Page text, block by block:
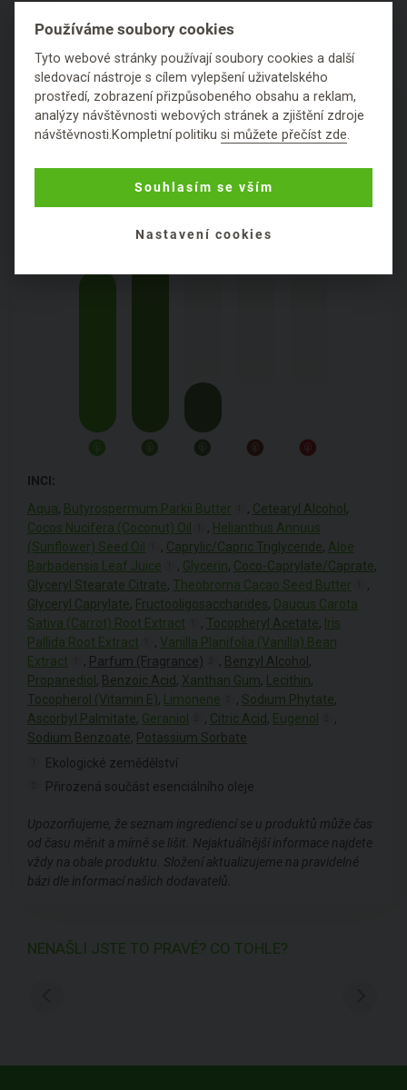
Položit dotaz
PODROBNÉ SLOŽENÍ
PRODUKTU
hutná krémová
INCI:
Aqua, Butyrospermum Parkii Butter , Cetearyl Alcohol ,
Cocos Nucifera (Coconut) Oil
, Helianthus Annuus
(Sunflower) Seed Oil
, Caprylic/Capric Triglyceride, Aloe
Barbadensis Leaf Juice
, Glycerin, Coco-Caprylate/Caprate,
Glyceryl Stearate Citrate, Theobroma Cacao Seed Butter
,
Glyceryl Caprylate, Fructooligosaccharides, Daucus Carota
Sativa (Carrot) Root Extract
, Tocopheryl Acetate, Iris
Pallida Root Extract
, Vanilla Planifolia (Vanilla) Bean
Extract
, Parfum (Fragrance) , Benzyl Alcohol ,
Propanediol , Benzoic Acid, Xanthan Gum, Lecithin,
Tocopherol (Vitamin E), Limonene , Sodium Phytate,
Ascorbyl Palmitate, Geraniol , Citric Acid, Eugenol
,
Sodium Benzoate, Potassium Sorbate
Ekologické zemědělství
Přirozená součást esenciálního oleje
Upozorňujeme, že seznam ingrediencí se u produktů může čas
od času měnit a mírně se lišit. Nejaktuálnější informace najdete
vždy na obale produktu. Složení aktualizujeme na pravidelné
bázi dle informací našich dodavatelů.
NENAŠLI JSTE TO PRAVÉ? CO TOHLE?
Používáme soubory cookies
Tyto webové stránky používají soubory cookies a další
sledovací nástroje s cílem vylepšení uživatelského
prostředí, zobrazení přizpůsobeného obsahu a reklam,
analýzy návštěvnosti webových stránek a zjištění zdroje
návštěvnosti.Kompletní politikusi můžete přečíst zde.
Souhlasím se vším
Nastavení cookies